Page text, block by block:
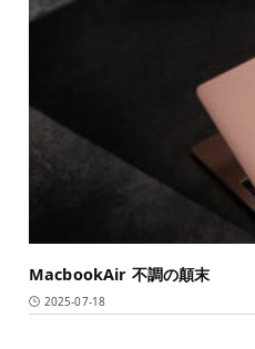
MacbookAir 不調の顛末
2025-07-18